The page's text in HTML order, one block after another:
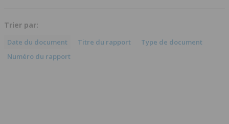
Trier par:
Date du document Titre du rapport
Type de document
Numéro du rapport